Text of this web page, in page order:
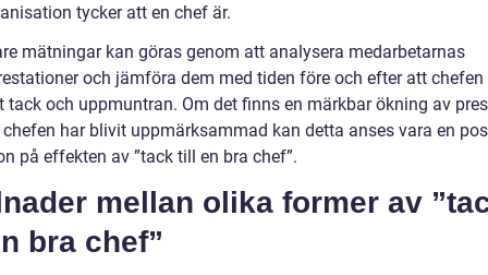
tycker att en chef är.
mätningar kan göras genom att analysera medarbetarnas
och jämföra dem med tiden före och efter att chefen
tack och uppmuntran. Om det finns en märkbar ökning av
har blivit uppmärksammad kan detta anses vara en
på effekten av ”tack till en bra chef”.
mellan olika former av
bra chef”